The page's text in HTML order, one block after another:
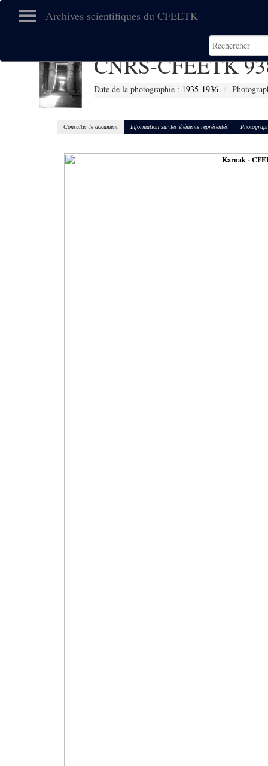
Archives scientifiques du CFEETK
CNRS-CFEETK
Date de la photographie : 1935-1936
Consulter le document Information sur les éléments représentés